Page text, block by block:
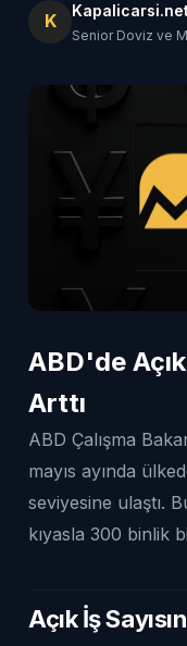
K
Senior Doviz ve
ABD'de
Arttı
ABD Çalışma
mayıs ayında
seviyesine ulaştı.
kıyasla 300 binlik
Açık İş